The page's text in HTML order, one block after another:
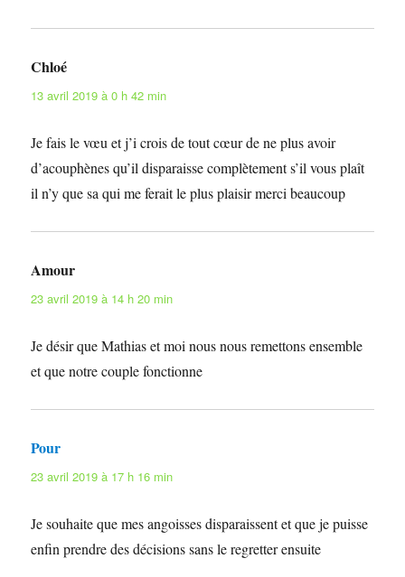
Chloé
13 avril 2019 à 0 h 42 min
Je fais le vœu et j’i crois de tout cœur de ne plus avoir
d’acouphènes qu’il disparaisse complètement s’il vous plaît
il n’y que sa qui me ferait le plus plaisir merci beaucoup
Amour
23 avril 2019 à 14 h 20 min
Je désir que Mathias et moi nous nous remettons ensemble
et que notre couple fonctionne
Pour
23 avril 2019 à 17 h 16 min
Je souhaite que mes angoisses disparaissent et que je puisse
enfin prendre des décisions sans le regretter ensuite